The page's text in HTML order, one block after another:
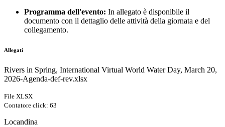
Programma dell'evento: In allegato è disponibile il
documento con il dettaglio delle attività della giornata e del
collegamento.
Allegati
Rivers in Spring, International Virtual World Water Day, March 20,
2026-Agenda-def-rev.xlsx
File XLSX
Contatore click: 63
Locandina